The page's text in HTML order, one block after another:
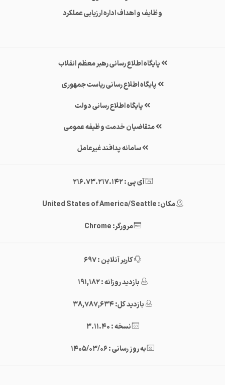
وظایف و اهداف اداره ارزیابی عملکرد
پایگاه اطلاع رسانی رهبر معظم انقلاب
پایگاه اطلاع رسانی ریاست جمهوری
پایگاه اطلاع رسانی دولت
متقاضیان خدمت وظیفه عمومی
سامانه پدافند غیرعامل
آی پی : 216.73.217.142
مکان: United States of America/Seattle
مرورگر: Chrome
کاربر آنلاین : 697
بازدید روزانه : 191,182
بازدید کل: 38,787,634
نسخه : 3.11.40
به روز رسانی : 1405/03/06